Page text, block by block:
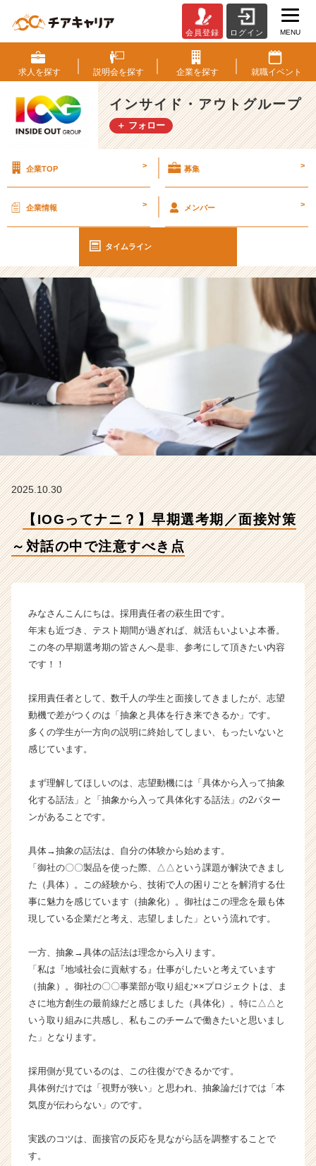
O
G
っ
て
ナ
ニ？】
考
面
接
策
話
の
中
で
注
意
す
き
点
イ
ド・
ア
ウ
ー
プ
の
ラ
イ
ン】
ン
チ
長
企
業
か
ら
ウ
ト
が
届
イ
ト
チ
キ
会員登録 ログイン MENU
求人を探す 説明会を探す 企業を探す 就職イベント
インサイド・アウトグループ
＋ フォロー
企業TOP > 募集 >
企業情報 > メンバー >
タイムライン
2025.10.30
【IOGってナニ？】早期選考期／面接対策
～対話の中で注意すべき点
みなさんこんにちは。採用責任者の萩生田です。
年末も近づき、テスト期間が過ぎれば、就活もいよいよ本番。
この冬の早期選考期の皆さんへ是非、参考にして頂きたい内容
です！！
採用責任者として、数千人の学生と面接してきましたが、志望
動機で差がつくのは「抽象と具体を行き来できるか」です。
多くの学生が一方向の説明に終始してしまい、もったいないと
感じています。
まず理解してほしいのは、志望動機には「具体から入って抽象
化する話法」と「抽象から入って具体化する話法」の2パター
ンがあることです。
具体→抽象の話法は、自分の体験から始めます。
「御社の〇〇製品を使った際、△△という課題が解決できまし
た（具体）。この経験から、技術で人の困りごとを解消する仕
事に魅力を感じています（抽象化）。御社はこの理念を最も体
現している企業だと考え、志望しました」という流れです。
一方、抽象→具体の話法は理念から入ります。
「私は『地域社会に貢献する』仕事がしたいと考えています
（抽象）。御社の〇〇事業部が取り組む××プロジェクトは、ま
さに地方創生の最前線だと感じました（具体化）。特に△△と
いう取り組みに共感し、私もこのチームで働きたいと思いまし
た」となります。
採用側が見ているのは、この往復ができるかです。
具体例だけでは「視野が狭い」と思われ、抽象論だけでは「本
気度が伝わらない」のです。
実践のコツは、面接官の反応を見ながら話を調整することで
す。